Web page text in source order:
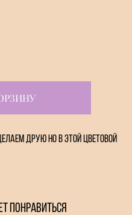
друю но в этой цветовой
ПОНРАВИТЬСЯ